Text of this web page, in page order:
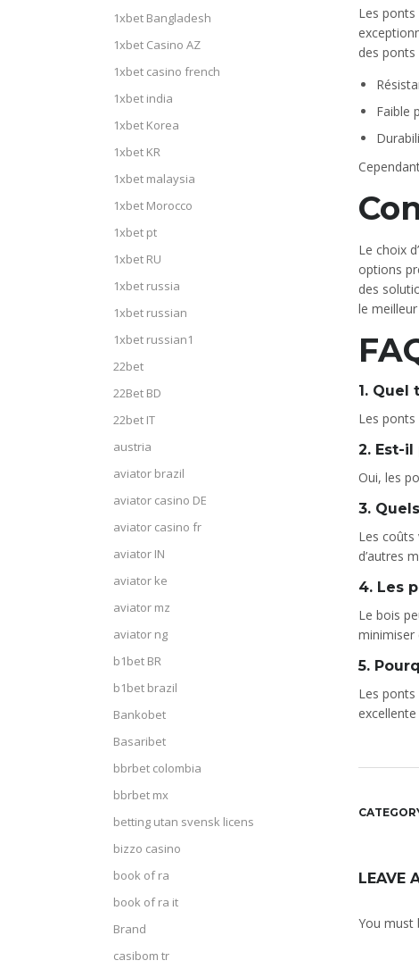
Les
des ponts
Faible
Le choix
options
des
le
1. Quel
Les
2. Est-
Oui, les
3.
Les coûts
d’autres
4. Les
Le bois
minimiser
5.
Les
LEAVE
You must
1xbet Bangladesh
1xbet Casino AZ
1xbet casino french
1xbet india
1xbet Korea
1xbet KR
1xbet malaysia
1xbet Morocco
1xbet pt
1xbet RU
1xbet russia
1xbet russian
1xbet russian1
22bet
22Bet BD
22bet IT
austria
aviator brazil
aviator casino DE
aviator casino fr
aviator IN
aviator ke
aviator mz
aviator ng
b1bet BR
b1bet brazil
Bankobet
Basaribet
bbrbet colombia
bbrbet mx
betting utan svensk licens
bizzo casino
book of ra
book of ra it
Brand
casibom tr